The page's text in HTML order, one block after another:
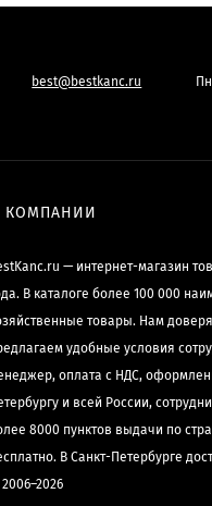
best@bestkanc.ru
КОМПАНИИ
— интернет-магазин
В каталоге более 100 000
товары. Нам
удобные условия
оплата с НДС,
и всей России,
8000 пунктов выдачи по
В Санкт-Петербурге